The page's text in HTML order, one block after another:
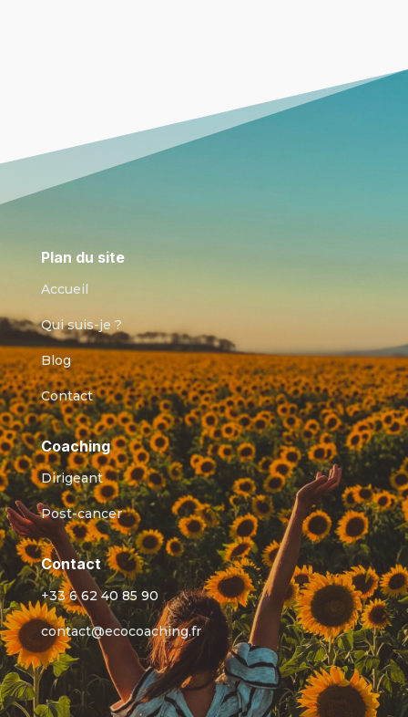
Plan du site
Accueil
Qui suis-je ?
Blog
Contact
Coaching
Dirigeant
Post-cancer
Contact
+33 6 62 40 85 90
contact@ecocoaching.fr